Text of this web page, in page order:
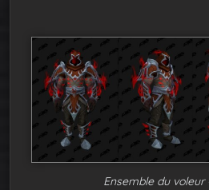
Ensemble du voleur